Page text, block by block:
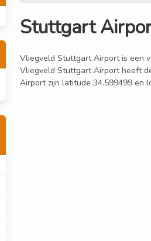
Stuttgart
Vliegveld Stuttgart Airport is een
Vliegveld Stuttgart Airport heeft
Airport zijn latitude 34.599499 en